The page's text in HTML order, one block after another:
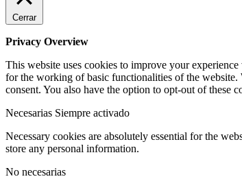
Cerrar
Privacy Overview
This website uses cookies to improve your
for the working of basic functionalities of the
consent. You also have the option to opt-out of these
Necesarias Siempre activado
Necessary cookies are absolutely essential for the
store any personal information.
No necesarias